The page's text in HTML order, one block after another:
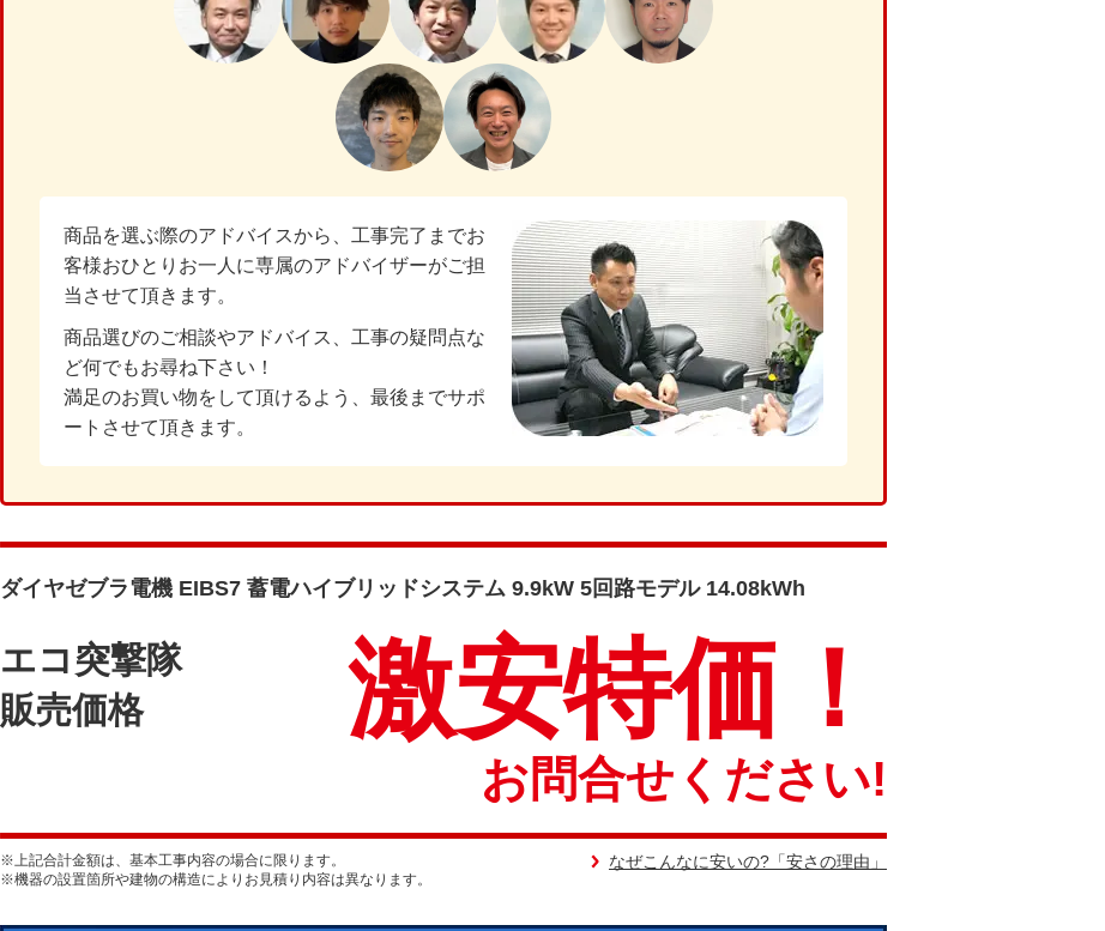
商品を選ぶ際のアドバイスから、工事完了までお
客様おひとりお一人に専属のアドバイザーがご担
当させて頂きます。
商品選びのご相談やアドバイス、工事の疑問点な
ど何でもお尋ね下さい！
満足のお買い物をして頂けるよう、最後までサポ
ートさせて頂きます。
ダイヤゼブラ電機 EIBS7 蓄電ハイブリッドシステム 9.9kW 5回路モデル 14.08kWh
エコ突撃隊
販売価格
激安特価！
お問合せください!
※上記合計金額は、基本工事内容の場合に限ります。
※機器の設置箇所や建物の構造によりお見積り内容は異なります。
なぜこんなに安いの?「安さの理由」